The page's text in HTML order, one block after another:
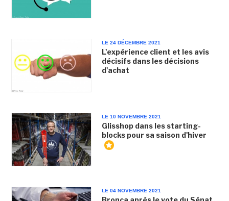
LE 24 DÉCEMBRE 2021
L'expérience client et les avis
décisifs dans les décisions
d'achat
LE 10 NOVEMBRE 2021
Glisshop dans les starting-
blocks pour sa saison d'hiver
LE 04 NOVEMBRE 2021